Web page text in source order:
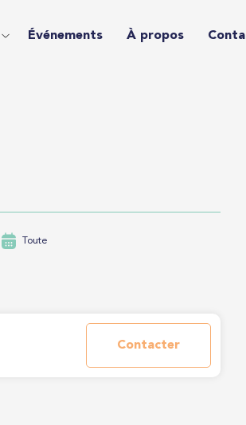
Événements À propos
Toute
Contacter